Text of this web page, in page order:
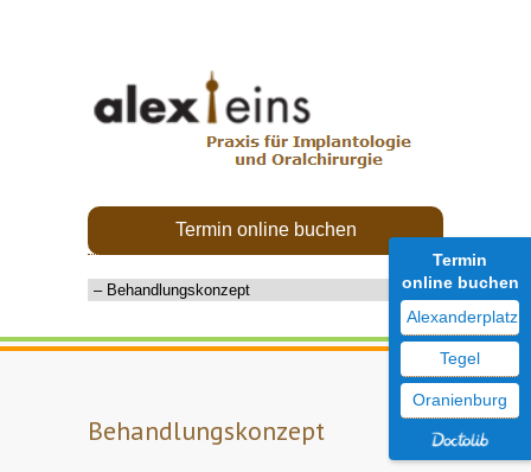
Termin online buchen
Behandlungskonzept
Termin
online buchen
Alexanderplatz
Tegel
Oranienburg